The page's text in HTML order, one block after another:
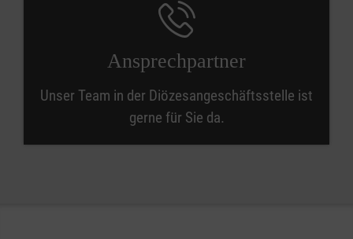
Ansprechpartner
Unser Team in der Diözesangeschäftsstelle ist
gerne für Sie da.